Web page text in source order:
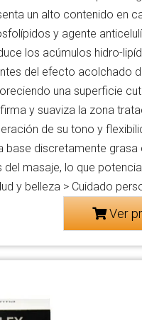
un alto contenido en
y agente
los acúmulos hidro-
del efecto acolchado
una superficie
y suaviza la zona
de su tono y
base discretamente grasa
del masaje, lo que
y belleza > Cuidado
Ver